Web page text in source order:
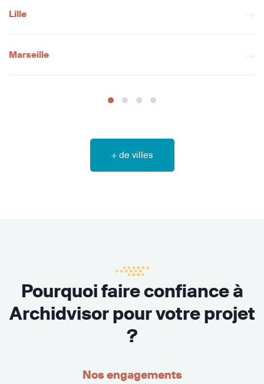
Lille
Marseille
+ de villes
Pourquoi faire confiance à
Archidvisor pour votre projet
?
Nos engagements